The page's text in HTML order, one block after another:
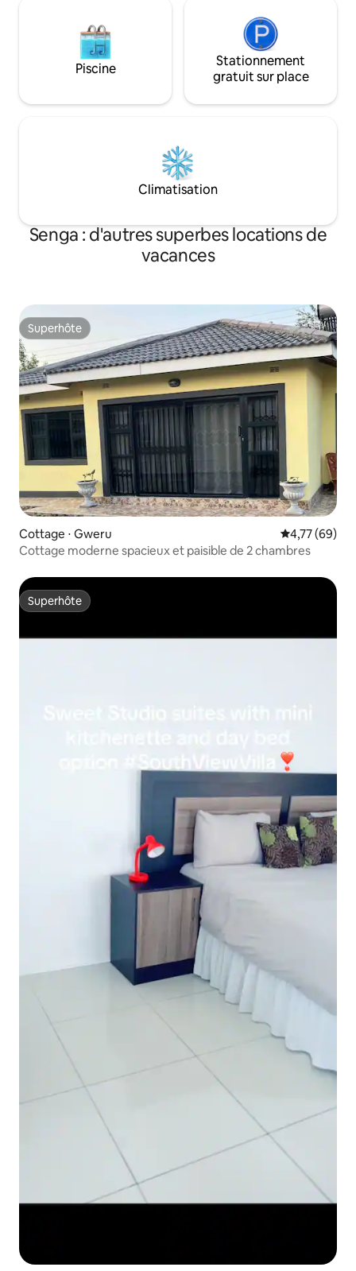
Piscine
Stationnement
gratuit sur place
Climatisation
Senga : d'autres superbes locations de
vacances
Superhôte
Superhôte
Cottage ⋅ Gweru Évaluation
4,77 (69)
Cottage moderne spacieux et paisible de 2 chambres
Superhôte
Superhôte